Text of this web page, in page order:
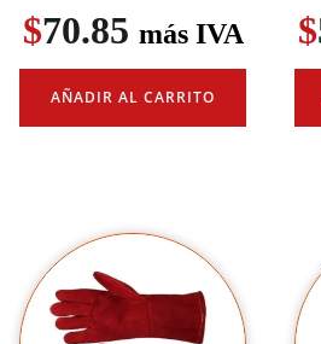
$70.85 más IVA
AÑADIR AL CARRITO
$